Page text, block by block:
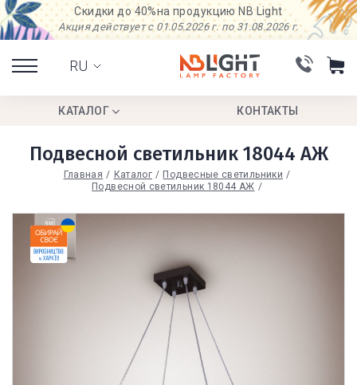
Скидки до 40%на продукцию NB Light
Акция действует с 01.05.2026 г. по 31.08.2026 г.
RU
КАТАЛОГ КОНТАКТЫ
Подвесной светильник 18044 АЖ
Главная Каталог
Подвесные светильники
Подвесной светильник 18044 АЖ